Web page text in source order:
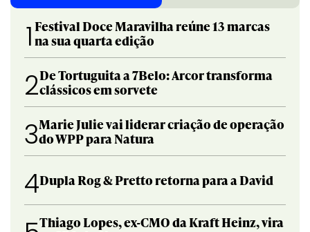
1 Festival Doce Maravilha reúne 13 marcas
na sua quarta edição
2De Tortuguita a 7Belo: Arcor transforma
clássicos em sorvete
3Marie Julie vai liderar criação de operação
do WPP para Natura
4Dupla Rog & Pretto retorna para a David
Thiago Lopes, ex-CMO da Kraft Heinz, vira